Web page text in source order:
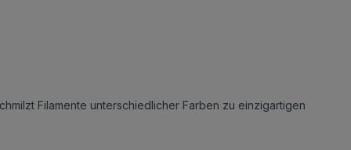
Filamente unterschiedlicher Farben zu einzigartigen